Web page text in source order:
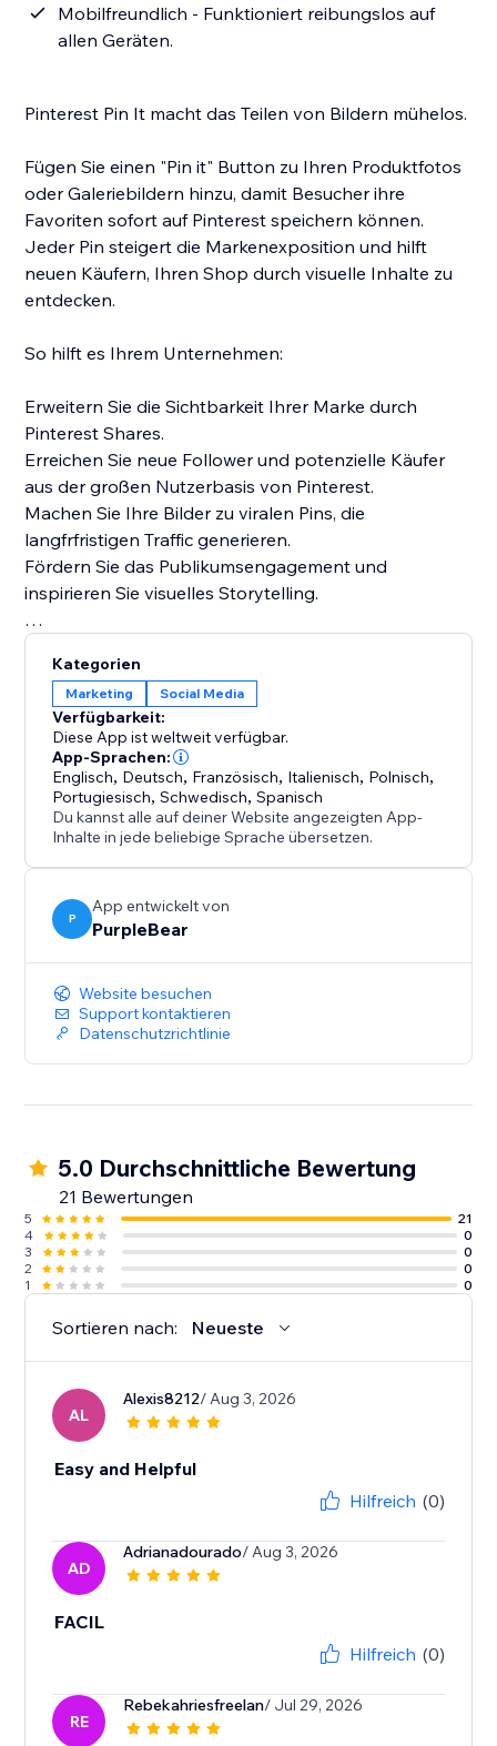
Mobilfreundlich - Funktioniert reibungslos auf
allen Geräten.
Pinterest Pin It macht das Teilen von Bildern mühelos.
Fügen Sie einen "Pin it" Button zu Ihren Produktfotos
oder Galeriebildern hinzu, damit Besucher ihre
Favoriten sofort auf Pinterest speichern können.
Jeder Pin steigert die Markenexposition und hilft
neuen Käufern, Ihren Shop durch visuelle Inhalte zu
entdecken.
So hilft es Ihrem Unternehmen:
Erweitern Sie die Sichtbarkeit Ihrer Marke durch
Pinterest Shares.
Erreichen Sie neue Follower und potenzielle Käufer
aus der großen Nutzerbasis von Pinterest.
Machen Sie Ihre Bilder zu viralen Pins, die
langfrfristigen Traffic generieren.
Fördern Sie das Publikumsengagement und
inspirieren Sie visuelles Storytelling.
Inhalt sofort teilbar zu machen und jeden Besucher in
einen potenziellen Markenbotschafter zu verwandeln.
Kategorien
Marketing Social Media
Verfügbarkeit:
Diese App ist weltweit verfügbar.
App-Sprachen:
Englisch, Deutsch, Französisch, Italienisch, Polnisch,
Portugiesisch,Schwedisch,Spanisch
Du kannst alle auf deiner Website angezeigten App-
Inhalte in jede beliebige Sprache übersetzen.
P
App entwickelt von
PurpleBear
Website besuchen
Support kontaktieren
Datenschutzrichtlinie
5.0 Durchschnittliche Bewertung
21 Bewertungen
5
21
4
0
3
0
2
0
1
0
Sortieren nach: Neueste
AL
Alexis8212/ Aug 3, 2026
Easy and Helpful
Hilfreich (0)
AD
Adrianadourado/ Aug 3, 2026
FACIL
Hilfreich (0)
RE
Rebekahriesfreelan/ Jul 29, 2026